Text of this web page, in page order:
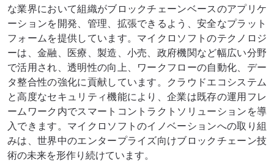
な業界において組織がブロックチェーンベースのアプリケ
ーションを開発、管理、拡張できるよう、安全なプラット
フォームを提供しています。マイクロソフトのテクノロジ
ーは、金融、医療、製造、小売、政府機関など幅広い分野
で活用され、透明性の向上、ワークフローの自動化、デー
タ整合性の強化に貢献しています。クラウドエコシステム
と高度なセキュリティ機能により、企業は既存の運用フレ
ームワーク内でスマートコントラクトソリューションを導
入できます。マイクロソフトのイノベーションへの取り組
みは、世界中のエンタープライズ向けブロックチェーン技
術の未来を形作り続けています。